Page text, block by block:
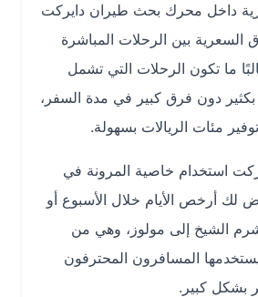
داخل محرك بحث طيران دايركت
بين الرحلات المباشرة
تكون الرحلات التي تشمل
دون فرق كبير في مدة السفر،
الريالات بسهولة.
خاصية المرونة في
أرخص الأيام خلال الأسبوع أو
إلى مولوز، وهي من
المسافرون المحترفون
كبير.